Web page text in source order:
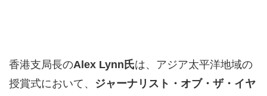
香港支局長のAlex Lynn氏は、アジア太平洋地域の
授賞式において、 ジャーナリスト・オブ・ザ・イヤ